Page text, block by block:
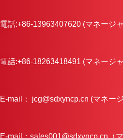
電話:+86-13963407620(マネージ
電話:+86-18263418491 (マネージ
E-mail： jcg@sdxyncp.cn (マネー
E-mail： sales001@sdxyncp.cn（